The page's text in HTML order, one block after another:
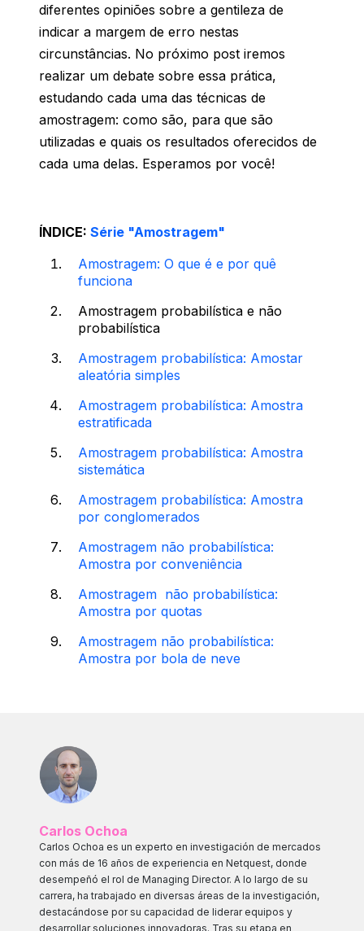
diferentes opiniões sobre a gentileza de
indicar a margem de erro nestas
circunstâncias. No próximo post iremos
realizar um debate sobre essa prática,
estudando cada uma das técnicas de
amostragem: como são, para que são
utilizadas e quais os resultados oferecidos de
cada uma delas. Esperamos por você!
ÍNDICE: Série "Amostragem"
Amostragem: O que é e por quê
funciona
Amostragem probabilística e não
probabilística
Amostragem probabilística: Amostar
aleatória simples
Amostragem probabilística: Amostra
estratificada
Amostragem probabilística: Amostra
sistemática
Amostragem probabilística: Amostra
por conglomerados
Amostragem não probabilística:
Amostra por conveniência
Amostragem não probabilística:
Amostra por quotas
Amostragem não probabilística:
Amostra por bola de neve
Carlos Ochoa
Carlos Ochoa es un experto en investigación de mercados
con más de 16 años de experiencia en Netquest, donde
desempeñó el rol de Managing Director. A lo largo de su
carrera, ha trabajado en diversas áreas de la investigación,
destacándose por su capacidad de liderar equipos y
desarrollar soluciones innovadoras. Tras su etapa en